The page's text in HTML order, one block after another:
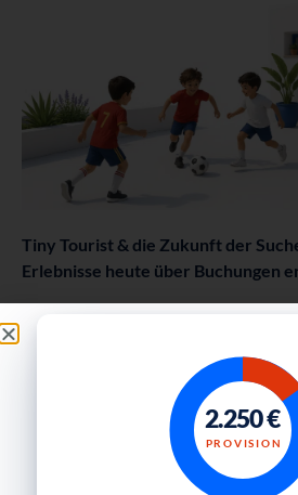
Tiny Tourist & die Zukunft der
Erlebnisse heute über Buchungen
Weiterlesen
2.250 €
PROVISION